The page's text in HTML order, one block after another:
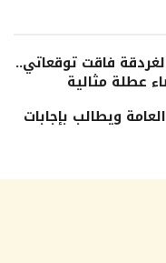
فاقت توقعاتي..
عطلة مثالية
ويطالب بإجابات